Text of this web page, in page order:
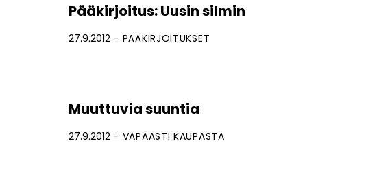
Pääkirjoitus: Uusin silmin
27.9.2012 PÄÄKIRJOITUKSET
Muuttuvia suuntia
27.9.2012 VAPAASTI KAUPASTA